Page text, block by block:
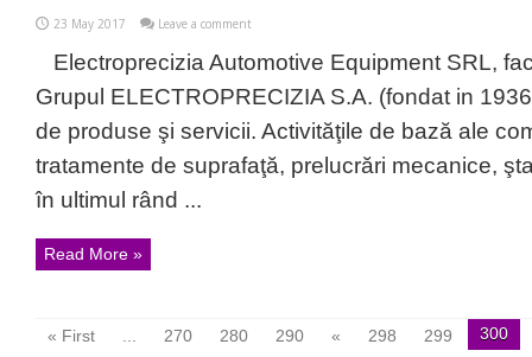
23 May 2017 Leave a comment
Electroprecizia Automotive Equipment SRL,
Grupul ELECTROPRECIZIA S.A. (fondat in
de produse şi servicii. Activităţile de bază ale
tratamente de suprafaţă, prelucrări mecanice,
în ultimul rând ...
Read More »
« First 270 280 290 « 298 299 300